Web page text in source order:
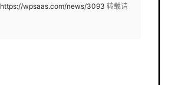
https://wpsaas.com/news/3093 转载请